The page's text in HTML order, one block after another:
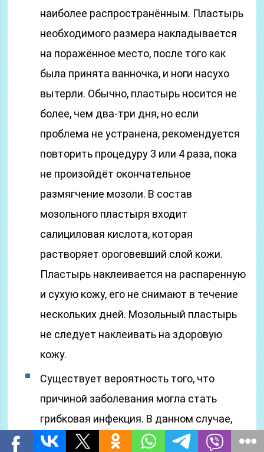
наиболее распространённым. Пластырь
необходимого размера накладывается
на поражённое место, после того как
была принята ванночка, и ноги насухо
вытерли. Обычно, пластырь носится не
более, чем два-три дня, но если
проблема не устранена, рекомендуется
повторить процедуру 3 или 4 раза, пока
не произойдёт окончательное
размягчение мозоли. В состав
мозольного пластыря входит
салициловая кислота, которая
растворяет ороговевший слой кожи.
Пластырь наклеивается на распаренную
и сухую кожу, его не снимают в течение
нескольких дней. Мозольный пластырь
не следует наклеивать на здоровую
кожу.
Существует вероятность того, что
причиной заболевания могла стать
грибковая инфекция. В данном случае,
предыдущие способы лечения не